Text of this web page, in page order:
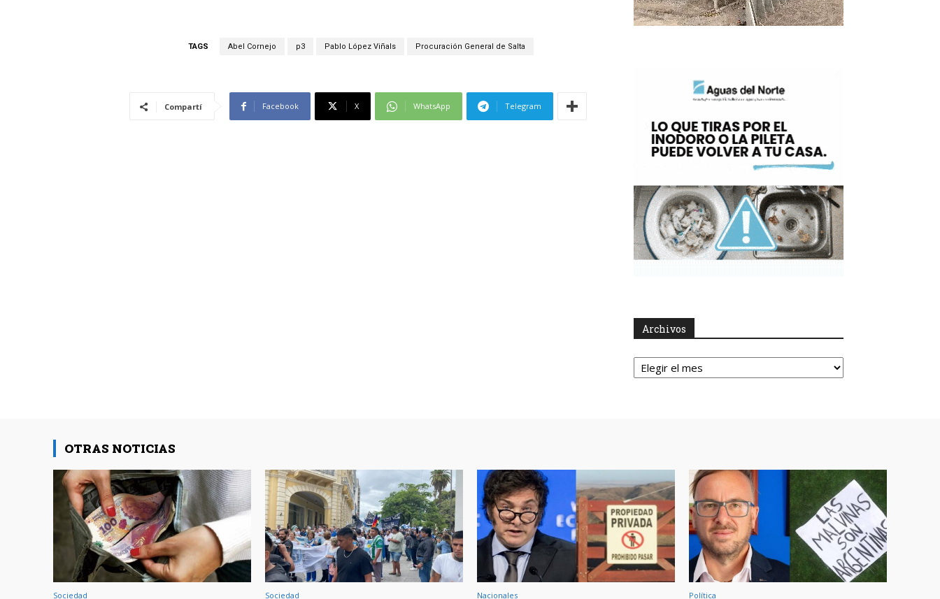
TAGS Abel Cornejo p3 Pablo López Viñals Procuración General de Salta
Compartí Facebook X WhatsApp Telegram
Archivos
Archivos
OTRAS NOTICIAS
Sociedad Sociedad Nacionales Política